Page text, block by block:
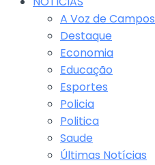
A Voz de Campos
Destaque
Economia
Educação
Esportes
Policia
Politica
Saude
Últimas Notícias